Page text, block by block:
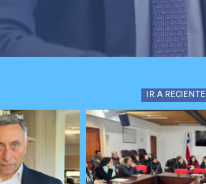
IR A RECIENTE